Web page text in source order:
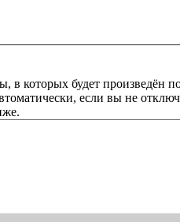
в которых будет произведён
если вы не